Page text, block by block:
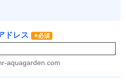
ドレス ※必須
aquagarden.com